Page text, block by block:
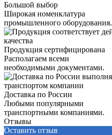
Большой выбор
Широкая номенклатура
промышленного оборудования.
Продукция сертифицирована
Располагаем всеми
необходимыми документами.
Доставка по России
Любыми популярными
транспортными компаниями.
Отзывы
Оставить отзыв